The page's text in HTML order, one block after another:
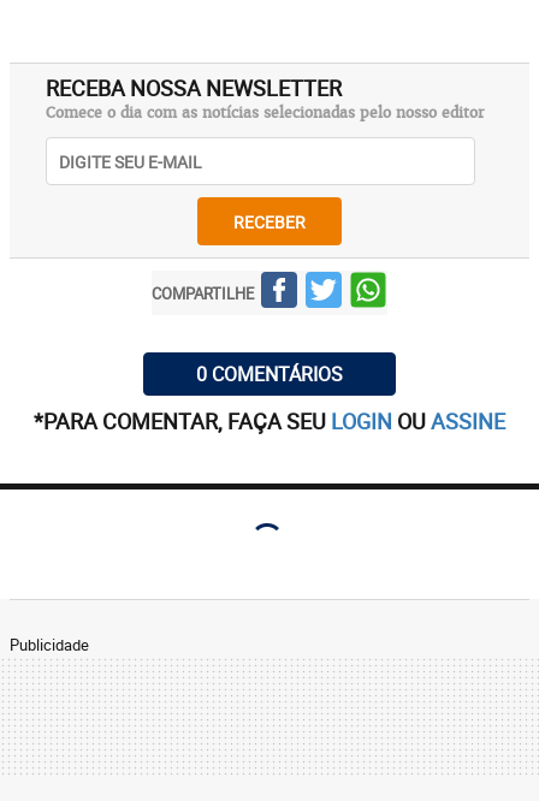
RECEBA NOSSA NEWSLETTER
Comece o dia com as notícias selecionadas pelo nosso editor
RECEBER
COMPARTILHE
0 COMENTÁRIOS
*PARA COMENTAR, FAÇA SEU LOGIN OUASSINE
Publicidade